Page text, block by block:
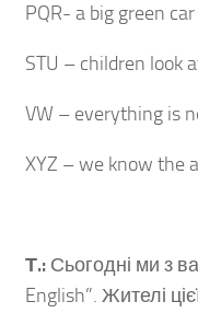
PQR- a big green car
STU – children look
VW – everything is
XYZ – we know the
Т.: Сьогодні ми з
English”. Жителі